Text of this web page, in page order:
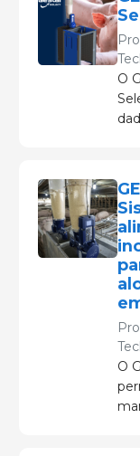
https://
866-333-7853
175 rue
O
no
O